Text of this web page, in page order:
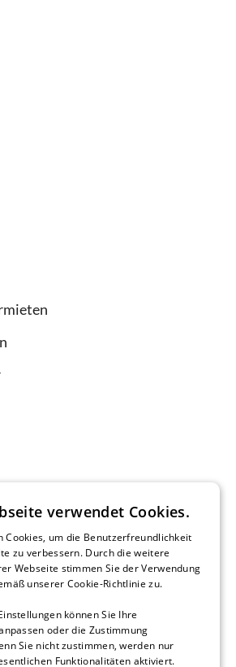
alle Rechte
verwendet Cookies.
Cookies, um die Benutzerfreundlichkeit
zu verbessern. Durch die weitere
Webseite stimmen Sie der Verwendung
unserer Cookie-Richtlinie zu.
können Sie Ihre
oder die Zustimmung
Sie nicht zustimmen, werden nur
Funktionalitäten aktiviert.